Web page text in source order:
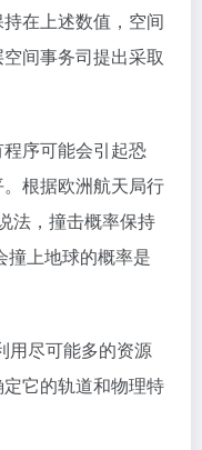
在上述数值，空间
间事务司提出采取
序可能会引起恐
根据欧洲航天局行
法，撞击概率保持
撞上地球的概率是
用尽可能多的资源
它的轨道和物理特